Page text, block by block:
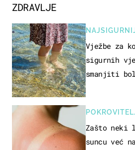
ZDRAVLJE
REKREACIJE
Vježbe za
sigurnih
smanjiti
Zašto neki
suncu već